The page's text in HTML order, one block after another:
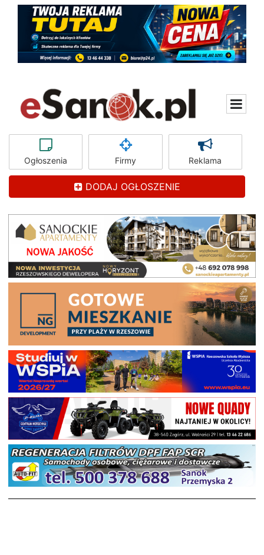
Ogłoszenia Firmy Reklama
DODAJ OGŁOSZENIE